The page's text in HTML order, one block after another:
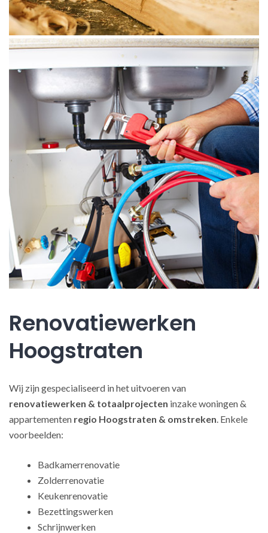
Renovatiewerken
Hoogstraten
Wij zijn gespecialiseerd in het uitvoeren van
renovatiewerken & totaalprojecten inzake woningen &
appartementen regio Hoogstraten & omstreken. Enkele
voorbeelden:
Badkamerrenovatie
Zolderrenovatie
Keukenrenovatie
Bezettingswerken
Schrijnwerken